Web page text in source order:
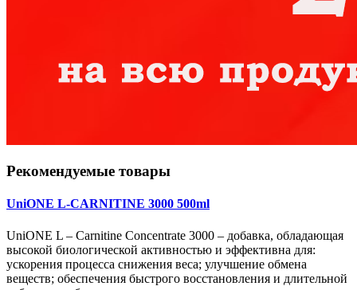
Рекомендуемые товары
UniONE L-CARNITINE 3000 500ml
UniONE L – Carnitine Concentrate 3000 – добавка, обладающая
высокой биологической активностью и эффективна для:
ускорения процесса снижения веса; улучшение обмена
веществ; обеспечения быстрого восстановления и длительной